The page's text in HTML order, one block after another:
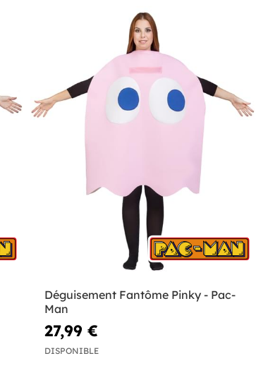
Déguisement Fantôme Pinky - Pac-
Man
27,99 €
DISPONIBLE